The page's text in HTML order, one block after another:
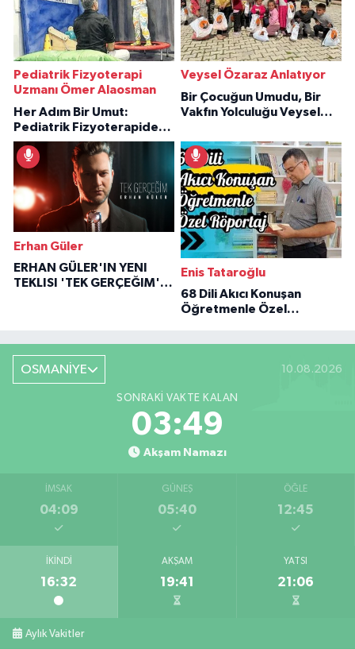
Pediatrik Fizyoterapi
Uzmanı Ömer Alaosman
Her Adım Bir Umut:
Pediatrik Fizyoterapiden
İlham Veren Hikâyeler
Veysel Özaraz Anlatıyor
Bir Çocuğun Umudu, Bir
Vakfın Yolculuğu Veysel
Erhan Güler
ERHAN GÜLER'IN YENI
TEKLISI 'TEK GERÇEĞIM'LE
Enis Tataroğlu
68 Dili Akıcı Konuşan
Öğretmenle Özel
OSMANİYE 10.08.2026
SONRAKI VAKTE KALAN
03:48
Akşam Namazı
İMSAK
04:09
GÜNEŞ
05:40
ÖĞLE
12:45
İKINDI
16:32
AKŞAM
19:41
YATSI
21:06
Aylık Vakitler